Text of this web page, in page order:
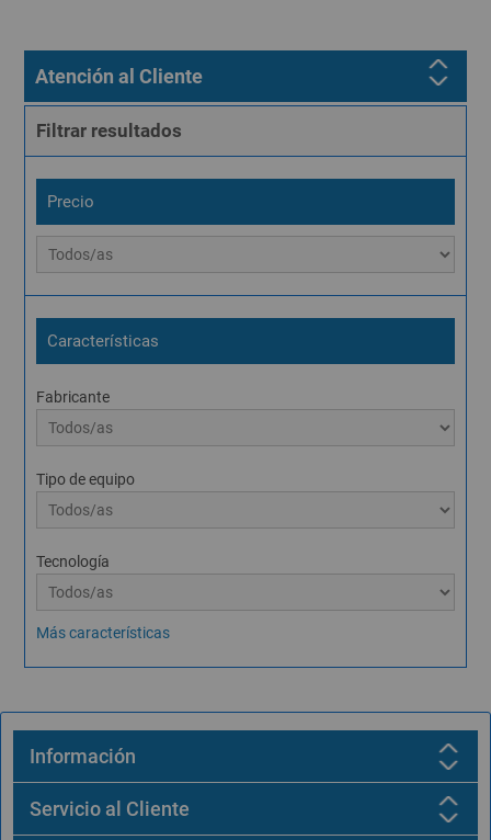
Atención al Cliente
Filtrar resultados
Precio
Características
Fabricante
Tipo de equipo
Tecnología
Más características
Información
Servicio al Cliente